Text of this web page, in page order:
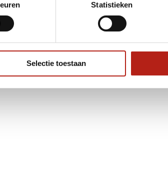
Statistieken
Selectie toestaan
aan
winkelwagen